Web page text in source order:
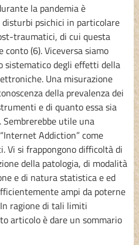
la pandemia è
psichici in particolare
traumatici, di cui questa
(6). Viceversa siamo
sistematico degli effetti della
Una misurazione
della prevalenza dei
e di quanto essa sia
utile una
Addiction” come
Vi si frappongono difficoltà di
della patologia, di modalità
e di natura statistica e ed
ampi da poterne
ragione di tali limiti
articolo è dare un sommario